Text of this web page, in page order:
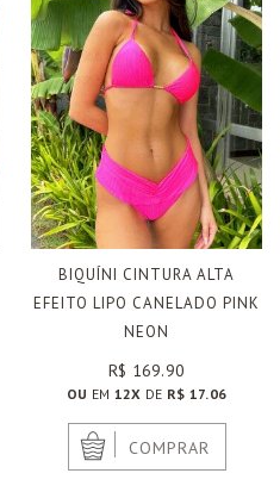
BIQUÍNI CINTURA ALTA
EFEITO LIPO CANELADO PINK
NEON
R$ 169.90
OU EM 12X DE R$ 17.06
COMPRAR